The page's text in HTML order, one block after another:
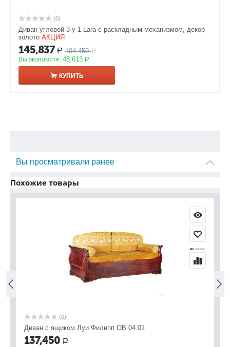
(0)
Диван угловой 3-у-1 Lara с раскладным механизмом, декор
золото АКЦИЯ
145,837 Р 194,450 Р
Вы экономите: 48,613 Р
КУПИТЬ
Вы просматривали ранее
Похожие товары
(0)
Диван с ящиком Луи Филипп ОВ 04.01
137,450 Р